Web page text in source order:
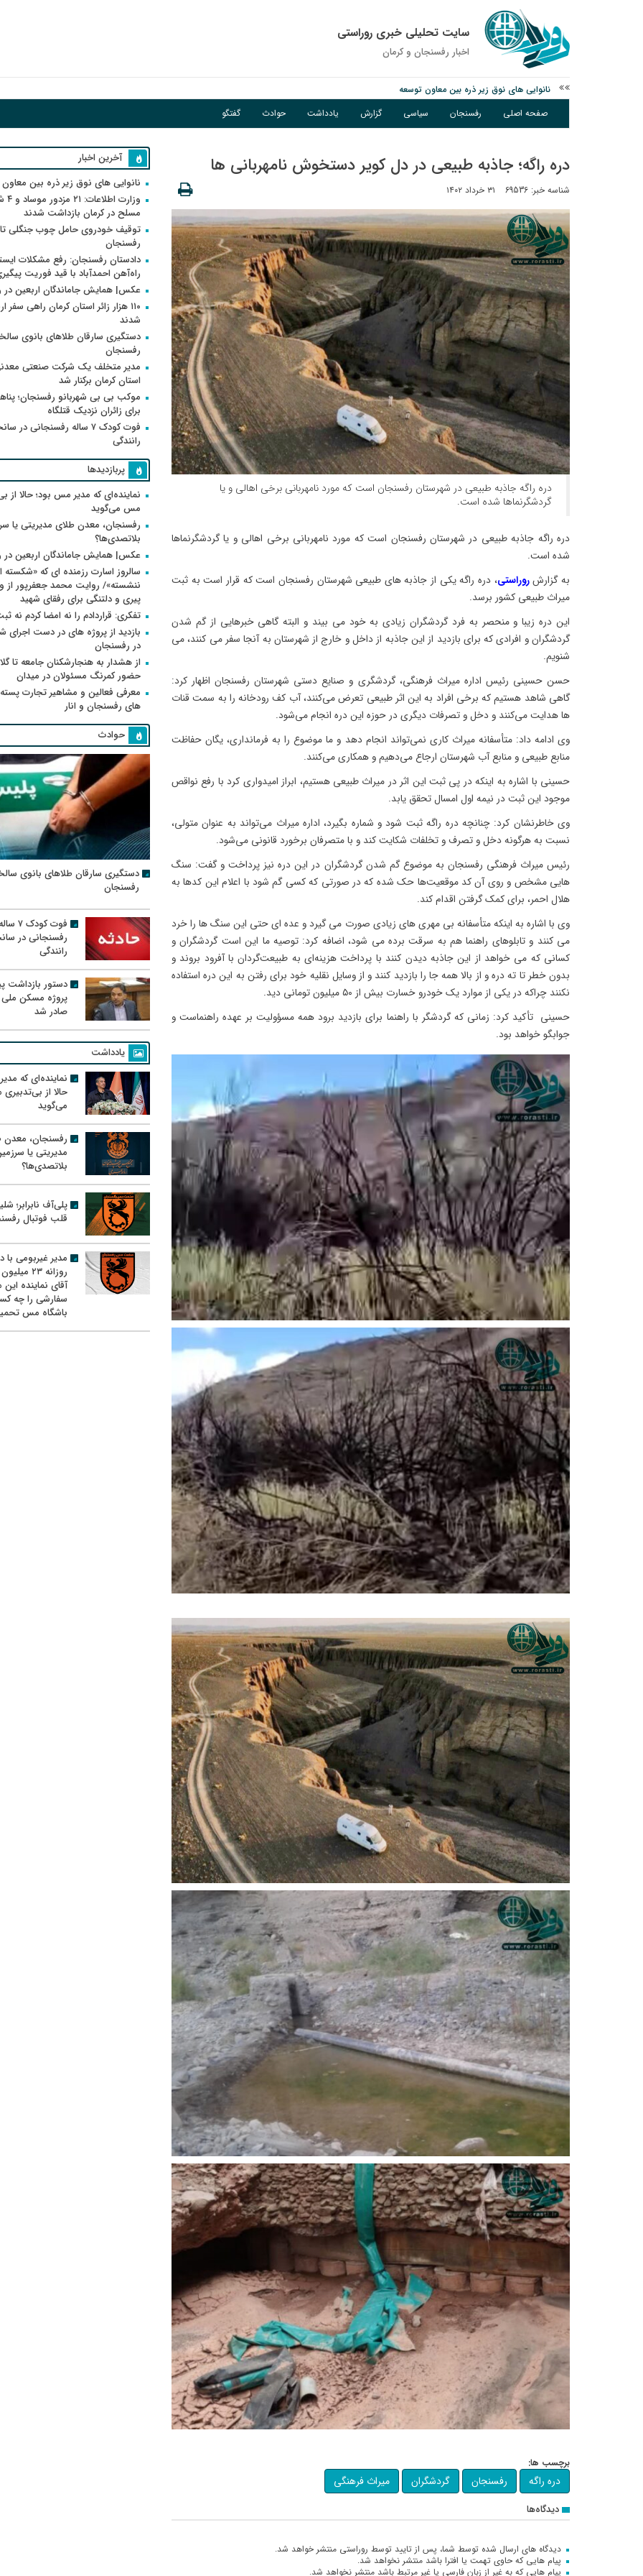
سایت تحلیلی خبری روراستی
اخبار رفسنجان و كرمان
وزارت اطلاعات: ۲۱ مزدور موساد و ۴ شرور مسلح در کرمان بازداشت شدند
توقیف خودروی حامل چوب جنگلی تاغ در رفسنجان
نانوایی های نوق زیر ذره بین معاون توسعه
صفحه اصلی رفسنجان سیاسی گزارش یادداشت حوادث گفتگو
دره راگه؛ جاذبه طبیعی در دل کویر دستخوش نامهربانی ها
شناسه خبر: 69536 ۳۱ خرداد ۱۴۰۲
دره راگه جاذبه طبیعی در شهرستان رفسنجان است که مورد نامهربانی برخی اهالی و یا
گردشگرنماها شده است.
دره راگه جاذبه طبیعی در شهرستان رفسنجان است که مورد نامهربانی برخی اهالی و یا گردشگرنماها
شده است.
به گزارشروراستی، دره راگه یکی از جاذبه های طبیعی شهرستان رفسنجان است که قرار است به ثبت
میراث طبیعی کشور برسد.
این دره زیبا و منحصر به فرد گردشگران زیادی به خود می بیند و البته گاهی خبرهایی از گم شدن
گردشگران و افرادی که برای بازدید از این جاذبه از داخل و خارج از شهرستان به آنجا سفر می کنند، می
شنویم.
حسن حسینی رئیس اداره میراث فرهنگی، گردشگری و صنایع دستی شهرستان رفسنجان اظهار کرد:
گاهی شاهد هستیم که برخی افراد به این اثر طبیعی تعرض می‌کنند، آب کف رودخانه را به سمت قنات
ها هدایت می‌کنند و دخل و تصرفات دیگری در حوزه این دره انجام می‌شود.
وی ادامه داد: متأسفانه میراث کاری نمی‌تواند انجام دهد و ما موضوع را به فرمانداری، یگان حفاظت
منابع طبیعی و منابع آب شهرستان ارجاع می‌دهیم و همکاری می‌کنند.
حسینی با اشاره به اینکه در پی ثبت این اثر در میراث طبیعی هستیم، ابراز امیدواری کرد با رفع نواقص
موجود این ثبت در نیمه اول امسال تحقق یابد.
وی خاطرنشان کرد: چنانچه دره راگه ثبت شود و شماره بگیرد، اداره میراث می‌تواند به عنوان متولی،
نسبت به هرگونه دخل و تصرف و تخلفات شکایت کند و با متصرفان برخورد قانونی می‌شود.
رئیس میراث فرهنگی رفسنجان به موضوع گم شدن گردشگران در این دره نیز پرداخت و گفت: سنگ
هایی مشخص و روی آن کد موقعیت‌ها حک شده که در صورتی که کسی گم شود با اعلام این کدها به
هلال احمر، برای کمک گرفتن اقدام کند.
وی با اشاره به اینکه متأسفانه بی مهری های زیادی صورت می گیرد و عده ای حتی این سنگ ها را خرد
می کنند و تابلوهای راهنما هم به سرقت برده می شود، اضافه کرد: توصیه ما این است گردشگران و
کسانی که می خواهد از این جاذبه دیدن کنند با پرداخت هزینه‌ای به طبیعت‌گردان با آفرود بروند و
بدون خطر تا ته دره و از بالا همه جا را بازدید کنند و از وسایل نقلیه خود برای رفتن به این دره استفاده
نکنند چراکه در یکی از موارد یک خودرو خسارت بیش از ۵۰ میلیون تومانی دید.
حسینی تأکید کرد: زمانی که گردشگر با راهنما برای بازدید برود همه مسؤولیت بر عهده راهنماست و
جوابگو خواهد بود.
برچسب ها:
دره راگه رفسنجان گردشگران میراث فرهنگی
دیدگاه‌ها
دیدگاه های ارسال شده توسط شما، پس از تایید توسط روراستی منتشر خواهد شد.
پیام هایی که حاوی تهمت یا افترا باشد منتشر نخواهد شد.
پیام هایی که به غیر از زبان فارسی یا غیر مرتبط باشد منتشر نخواهد شد.
آخرین اخبار
نانوایی های نوق زیر ذره بین
وزارت
مسلح در کرمان بازداشت شدند
توقیف خودروی حامل چوب جنگلی
رفسنجان
دادستان رفسنجان: رفع مشکلات
راه‌آهن احمدآباد با قید فوریت
عکس| همایش جاماندگان اربعین در
۱۱۰ هزار زائر استان کرمان راهی سفر
شدند
دستگیری سارقان طلاهای بانوی
رفسنجان
مدیر متخلف یک شرکت صنعتی
استان کرمان برکنار شد
موکب بی بی شهربانو رفسنجان؛
برای زائران نزدیک قتلگاه
فوت کودک ۷ ساله رفسنجانی در
رانندگی
پربازدیدها
نماینده‌ای که مدیر مس بود؛ حالا از
مس می‌گوید
رفسنجان، معدن طلای مدیریتی یا
بلاتصدی‌ها؟
عکس| همایش جاماندگان اربعین در
سالروز اسارت رزمنده ای که «شکسته
پیری و دلتنگی برای رفقای شهید
تفکری: قراردادم را نه امضا کردم نه
بازدید از پروژه های در دست
در رفسنجان
از هشدار به هنجارشکنان جامعه تا
حضور کمرنگ مسئولان در میدان
معرفی فعالین و مشاهیر تجارت
های رفسنجان و انار
حوادث
دستگیری سارقان طلاهای بانوی
رفسنجان
فوت کودک ۷ ساله
رفسنجانی در
رانندگی
دستور بازداشت
پروژه مسکن
صادر شد
یادداشت
نماینده‌ای که
حالا از
می‌گوید
رفسنجان، معدن
مدیریتی یا
بلاتصدی‌ها؟
پلی‌آف نابرابر؛
قلب فوتبال
مدیر غیربومی با
روزانه ۲۳
آقای نماینده این
سفارشی را چه
باشگاه مس